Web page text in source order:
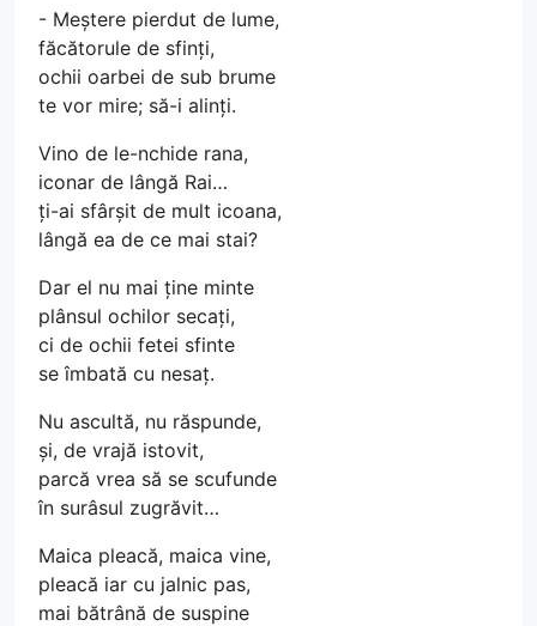
- Meștere pierdut de lume,
făcătorule de sfinți,
ochii oarbei de sub brume
te vor mire; să-i alinți.
Vino de le-nchide rana,
iconar de lângă Rai…
ți-ai sfârșit de mult icoana,
lângă ea de ce mai stai?
Dar el nu mai ține minte
plânsul ochilor secați,
ci de ochii fetei sfinte
se îmbată cu nesaț.
Nu ascultă, nu răspunde,
și, de vrajă istovit,
parcă vrea să se scufunde
în surâsul zugrăvit…
Maica pleacă, maica vine,
pleacă iar cu jalnic pas,
mai bătrână de suspine